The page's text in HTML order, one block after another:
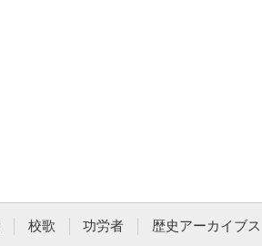
校歌 功労者 歴史アーカイブス